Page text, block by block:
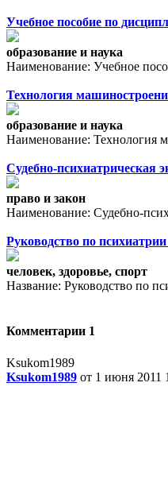
Учебное пособие по
образование и наука
Наименование: Учебное
Технология
образование и наука
Наименование: Технология
Судебно-психиатрическая
право и закон
Наименование: Судебно-
Руководство по
человек, здоровье, спорт
Название: Руководство по
Комментарии 1
Ksukom1989
Ksukom1989 от 1 июня 2011